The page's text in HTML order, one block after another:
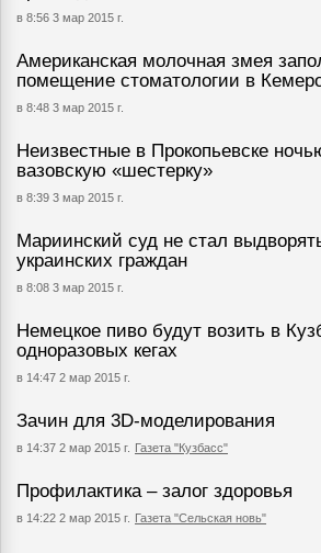
в 8:56 3 мар 2015 г.
Американская молочная змея
помещение стоматологии в
в 8:48 3 мар 2015 г.
Неизвестные в Прокопьевске
вазовскую «шестерку»
в 8:39 3 мар 2015 г.
Мариинский суд не стал
украинских граждан
в 8:08 3 мар 2015 г.
Немецкое пиво будут возить в
одноразовых кегах
в 14:47 2 мар 2015 г.
Зачин для 3D-моделирования
в 14:37 2 мар 2015 г. Газета "Кузбасс"
Профилактика – залог здоровья
в 14:22 2 мар 2015 г. Газета "Сельская новь"